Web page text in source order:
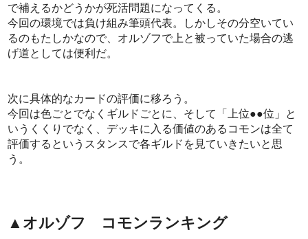
で補えるかどうかが死活問題になってくる。
今回の環境では負け組み筆頭代表。しかしその分空いてい
るのもたしかなので、オルゾフで上と被っていた場合の逃
げ道としては便利だ。
次に具体的なカードの評価に移ろう。
今回は色ごとでなくギルドごとに、そして「上位●●位」と
いうくくりでなく、デッキに入る価値のあるコモンは全て
評価するというスタンスで各ギルドを見ていきたいと思
う。
▲オルゾフ コモンランキング